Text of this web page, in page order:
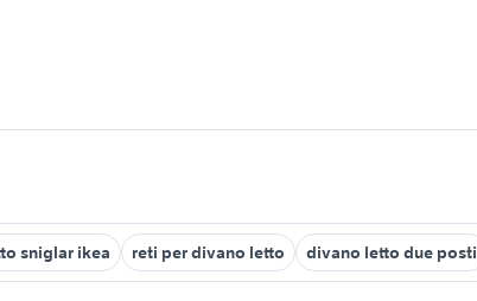
sniglar ikea reti per divano letto divano letto due posti